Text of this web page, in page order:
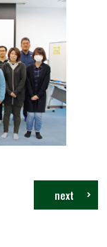
next